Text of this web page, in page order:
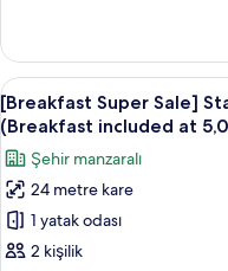
için
tüm
fotoğrafları
görün
Twin
Room
(Breakfast
included
at
5,000
won
per
person)
hakkında
[Breakfast
Super
Sale]
Standard
Hollywood
Double
Room
7
[Breakfast Super Sale]
(Breakfast included at
Şehir manzaralı
24 metre kare
1 yatak odası
2 kişilik